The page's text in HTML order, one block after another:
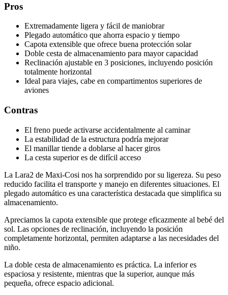
Pros
Extremadamente ligera y fácil de maniobrar
Plegado automático que ahorra espacio y tiempo
Capota extensible que ofrece buena protección solar
Doble cesta de almacenamiento para mayor capacidad
Reclinación ajustable en 3 posiciones, incluyendo posición
totalmente horizontal
Ideal para viajes, cabe en compartimentos superiores de
aviones
Contras
El freno puede activarse accidentalmente al caminar
La estabilidad de la estructura podría mejorar
El manillar tiende a doblarse al hacer giros
La cesta superior es de difícil acceso
La Lara2 de Maxi-Cosi nos ha sorprendido por su ligereza. Su peso
reducido facilita el transporte y manejo en diferentes situaciones. El
plegado automático es una característica destacada que simplifica su
almacenamiento.
Apreciamos la capota extensible que protege eficazmente al bebé del
sol. Las opciones de reclinación, incluyendo la posición
completamente horizontal, permiten adaptarse a las necesidades del
niño.
La doble cesta de almacenamiento es práctica. La inferior es
espaciosa y resistente, mientras que la superior, aunque más
pequeña, ofrece espacio adicional.